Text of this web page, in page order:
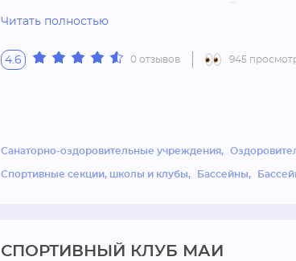
воде, помогут опытные тренеры. Также в
Читать полностью
4.6 0 отзывов 945
Санаторно-оздоровительные учреждения
Спортивные секции, школы и клубы Бассейны
СПОРТИВНЫЙ КЛУБ МАИ